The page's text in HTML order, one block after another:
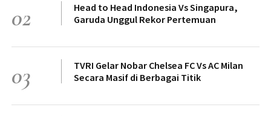
02
Head to Head Indonesia Vs Singapura,
Garuda Unggul Rekor Pertemuan
03
TVRI Gelar Nobar Chelsea FC Vs AC Milan
Secara Masif di Berbagai Titik